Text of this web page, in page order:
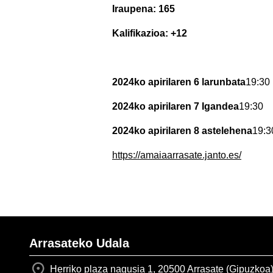
Iraupena: 165
Kalifikazioa: +12
2024ko apirilaren 6 larunbata19:30
2024ko apirilaren 7 Igandea19:30
2024ko apirilaren 8 astelehena
https://amaiaarrasate.janto.es/
Arrasateko Udala
Herriko plaza nagusia 1, 20500 Arrasate (Gipuzkoa)